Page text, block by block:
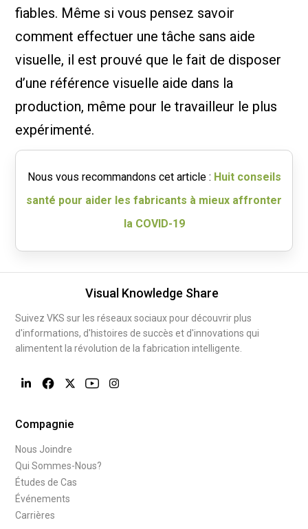
fiables. Même si vous pensez savoir
comment effectuer une tâche sans aide
visuelle, il est prouvé que le fait de disposer
d’une référence visuelle aide dans la
production, même pour le travailleur le plus
expérimenté.
Nous vous recommandons cet article : Huit conseils
santé pour aider les fabricants à mieux affronter
la COVID-19
Visual Knowledge Share
Suivez VKS sur les réseaux sociaux pour découvrir plus
d'informations, d'histoires de succès et d'innovations qui
alimentent la révolution de la fabrication intelligente.
Compagnie
Nous Joindre
Qui Sommes-Nous?
Études de Cas
Événements
Carrières